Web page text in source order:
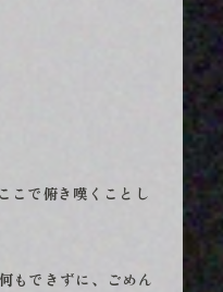
こで俯き嘆くことし
もできずに、ごめん